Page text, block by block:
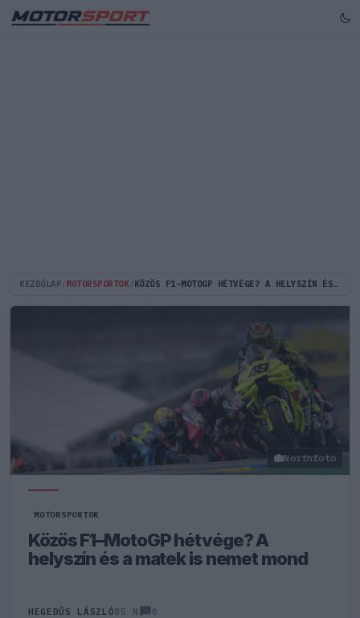
KEZDŐLAP MOTORSPORTOK KÖZÖS F1–MOTOGP HÉTVÉGE? A HELYSZÍN ÉS A MATEK IS NEMET MOND
Northfoto
MOTORSPORTOK
Közös F1–MotoGP hétvége? A
helyszín és a matek is nemet mond
HEGEDŰS LÁSZLÓ85 N 0